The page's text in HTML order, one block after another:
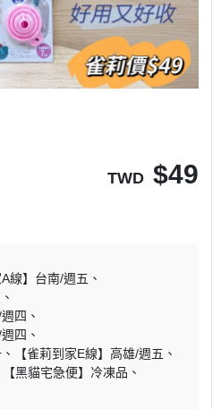
TWD $49
A線】台南/週五
四
四
【雀莉到家E線】高雄/週五
【黑貓宅急便】冷凍品